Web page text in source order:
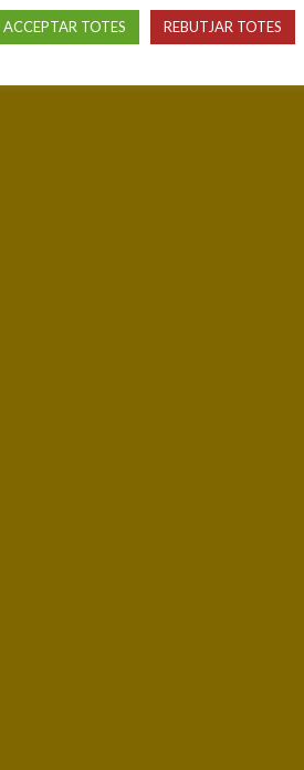
ACCEPTAR TOTES REBUTJAR TOTES